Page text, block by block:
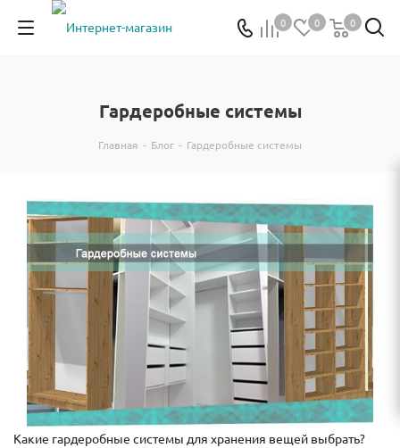
0 0 0
Гардеробные системы
Главная - Блог - Гардеробные системы
Какие гардеробные системы для хранения вещей выбрать?